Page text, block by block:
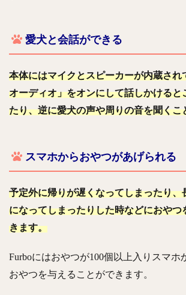
愛犬と会話ができる
本体にはマイクとスピーカーが内蔵され
オーディオ」をオンにして話しかけると
たり、逆に愛犬の声や周りの音を聞くこ
スマホからおやつがあげられる
予定外に帰りが遅くなってしまったり、
になってしまったりした時などにおやつ
きます。
Furboにはおやつが100個以上入りスマホ
おやつを与えることができます。